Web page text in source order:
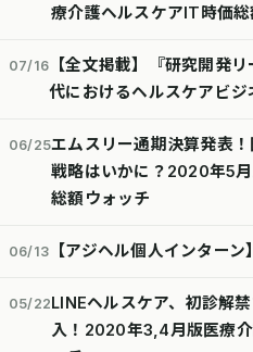
療介護ヘルスケアIT時価
07/16
【全文掲載】『研究開発
代におけるヘルスケアビジ
06/25エムスリー通期決算発表
戦略はいかに？2020年5
総額ウォッチ
06/13 【アジヘル個人インター
05/22LINEヘルスケア、初診解
入！2020年3,4月版医療